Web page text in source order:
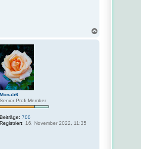
Mona56
Senior Profi Member
Beiträge: 700
Registriert: 16. November 2022, 11:35